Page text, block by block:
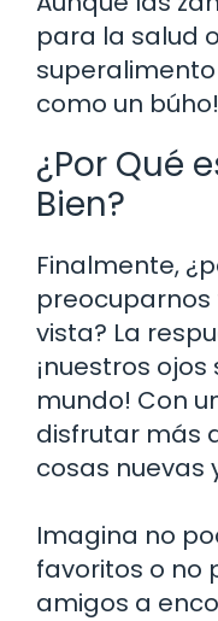
para la salud
como un búho!
¿Por Qué
Bien?
Finalmente,
vista? La
¡nuestros
mundo! Con
disfrutar más
cosas nuevas
Imagina no
favoritos o no
amigos a